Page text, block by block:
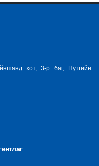
хот, 3-р баг, Нутгийн